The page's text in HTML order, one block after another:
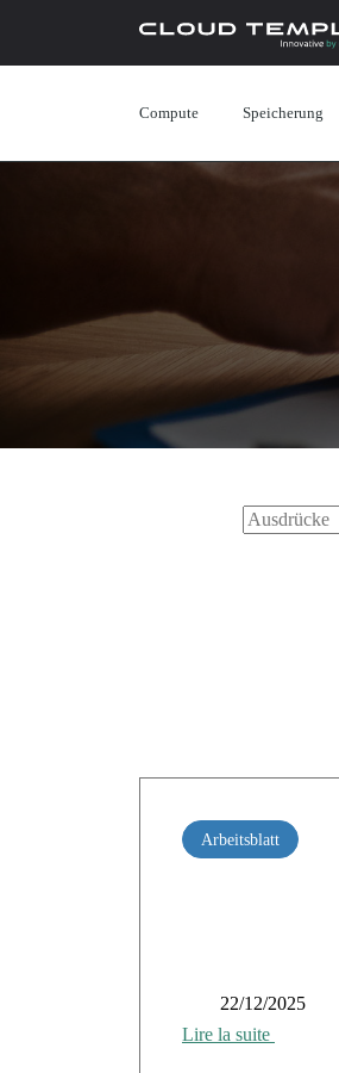
Compute Speicherung
Arbeitsblatt
22/12/2025
Lire la suite